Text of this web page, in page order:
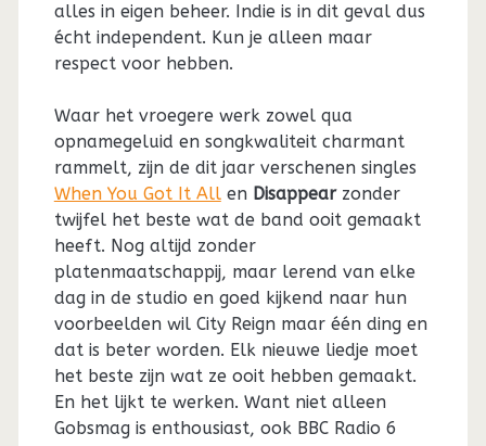
alles in eigen beheer. Indie is in dit geval dus
écht independent. Kun je alleen maar
respect voor hebben.
Waar het vroegere werk zowel qua
opnamegeluid en songkwaliteit charmant
rammelt, zijn de dit jaar verschenen singles
When You Got It Allen Disappearzonder
twijfel het beste wat de band ooit gemaakt
heeft. Nog altijd zonder
platenmaatschappij, maar lerend van elke
dag in de studio en goed kijkend naar hun
voorbeelden wil City Reign maar één ding en
dat is beter worden. Elk nieuwe liedje moet
het beste zijn wat ze ooit hebben gemaakt.
En het lijkt te werken. Want niet alleen
Gobsmag is enthousiast, ook BBC Radio 6